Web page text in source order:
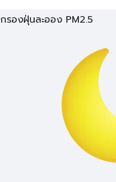
กรองฝุ่นละออง PM2.5